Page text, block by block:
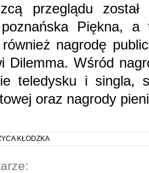
przeglądu
poznańska Piękna, a
również nagrodę
Dilemma. Wśród
teledysku i singla,
oraz nagrody
KŁODZKA